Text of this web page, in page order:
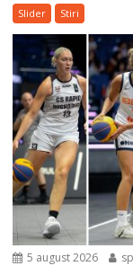
Slider Stiri
5 august 2026